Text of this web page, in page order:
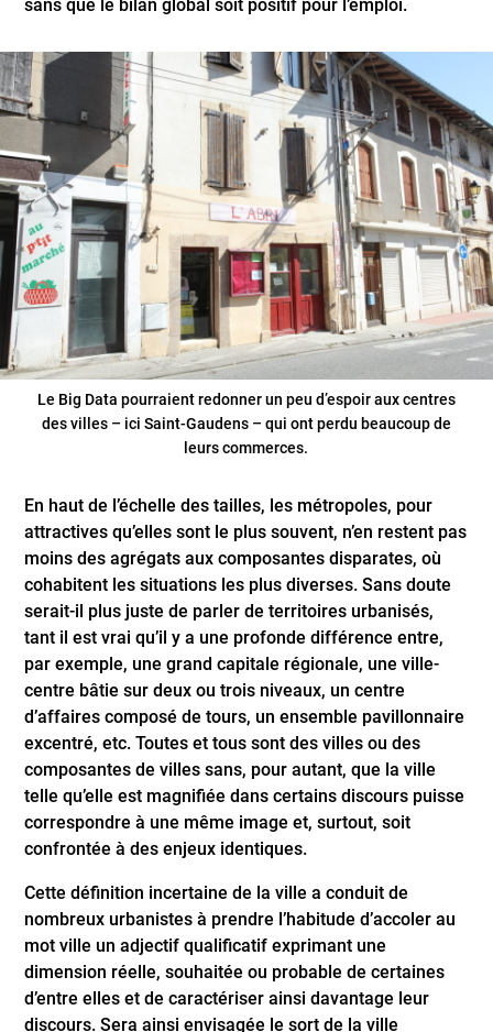
sans que le bilan global soit positif pour l’emploi.
Le Big Data pourraient redonner un peu d’espoir aux centres
des villes – ici Saint-Gaudens – qui ont perdu beaucoup de
leurs commerces.
En haut de l’échelle des tailles, les métropoles, pour
attractives qu’elles sont le plus souvent, n’en restent pas
moins des agrégats aux composantes disparates, où
cohabitent les situations les plus diverses. Sans doute
serait-il plus juste de parler de territoires urbanisés,
tant il est vrai qu’il y a une profonde différence entre,
par exemple, une grand capitale régionale, une ville-
centre bâtie sur deux ou trois niveaux, un centre
d’affaires composé de tours, un ensemble pavillonnaire
excentré, etc. Toutes et tous sont des villes ou des
composantes de villes sans, pour autant, que la ville
telle qu’elle est magnifiée dans certains discours puisse
correspondre à une même image et, surtout, soit
confrontée à des enjeux identiques.
Cette définition incertaine de la ville a conduit de
nombreux urbanistes à prendre l’habitude d’accoler au
mot ville un adjectif qualificatif exprimant une
dimension réelle, souhaitée ou probable de certaines
d’entre elles et de caractériser ainsi davantage leur
discours. Sera ainsi envisagée le sort de la ville